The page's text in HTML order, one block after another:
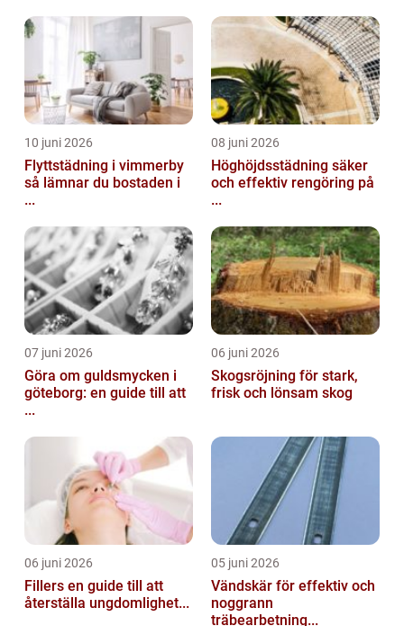
10 juni 2026
Flyttstädning i vimmerby
så lämnar du bostaden i
...
08 juni 2026
Höghöjdsstädning säker
och effektiv rengöring på
...
07 juni 2026
Göra om guldsmycken i
göteborg: en guide till att
...
06 juni 2026
Skogsröjning för stark,
frisk och lönsam skog
06 juni 2026
Fillers en guide till att
återställa ungdomlighet...
05 juni 2026
Vändskär för effektiv och
noggrann
träbearbetning...